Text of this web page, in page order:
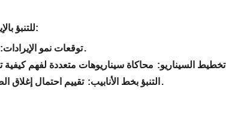
تستخدم أدوات التنبؤ في Saleai AI للتنبؤ بالإيرادات بدقة لا مثيل لها. تشمل الميزات:
توقعات نمو الإيرادات:تقدير الإيرادات المستقبلية على أساس الأداء التاريخي وظروف السوق.
تخطيط السيناريو:
التنبؤ بخط الأنابيب: تقييم احتمال إغلاق الصفقات داخل أطر زمنية محددة لتحسين خط أنابيب المبيعات الخاص بك.